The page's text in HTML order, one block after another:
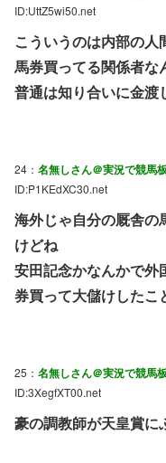
ID:UttZ5wi50.net
こういうのは内部の
馬券買ってる関係者な
普通は知り合いに金渡
24： 名無しさん＠実況で競馬
ID:P1KEdXC30.net
海外じゃ自分の厩舎の
けどね
安田記念かなんかで外
券買って大儲けしたこ
25： 名無しさん＠実況で競馬
ID:3XegfXT00.net
豪の調教師が天皇賞に